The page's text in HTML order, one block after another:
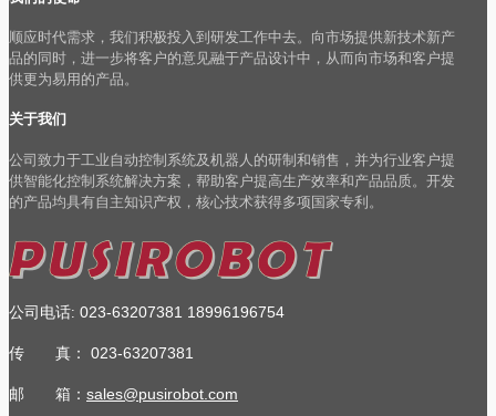
顺应时代需求，我们积极投入到研发工作中去。向市场提供新技术新产
品的同时，进一步将客户的意见融于产品设计中，从而向市场和客户提
供更为易用的产品。
关于我们
公司致力于工业自动控制系统及机器人的研制和销售，并为行业客户提
供智能化控制系统解决方案，帮助客户提高生产效率和产品品质。开发
的产品均具有自主知识产权，核心技术获得多项国家专利。
公司电话: 023-63207381 18996196754
传 真： 023-63207381
邮 箱： sales@pusirobot.com